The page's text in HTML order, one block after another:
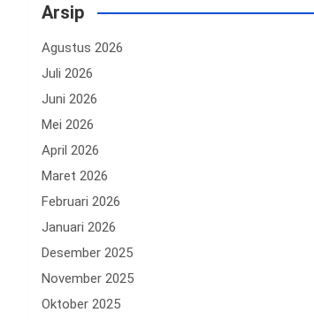
Arsip
Agustus 2026
Juli 2026
Juni 2026
Mei 2026
April 2026
Maret 2026
Februari 2026
Januari 2026
Desember 2025
November 2025
Oktober 2025